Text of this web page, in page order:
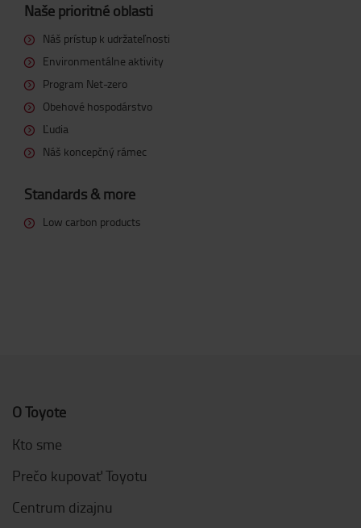
Naše prioritné oblasti
Náš prístup k udržateľnosti
Environmentálne aktivity
Program Net-zero
Obehové hospodárstvo
Ľudia
Náš koncepčný rámec
Standards & more
Low carbon products
O Toyote
Kto sme
Prečo kupovať Toyotu
Centrum dizajnu